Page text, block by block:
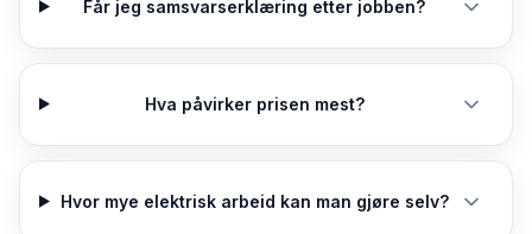
Får jeg samsvarserklæring etter jobben?
Hva påvirker prisen mest?
Hvor mye elektrisk arbeid kan man gjøre selv?